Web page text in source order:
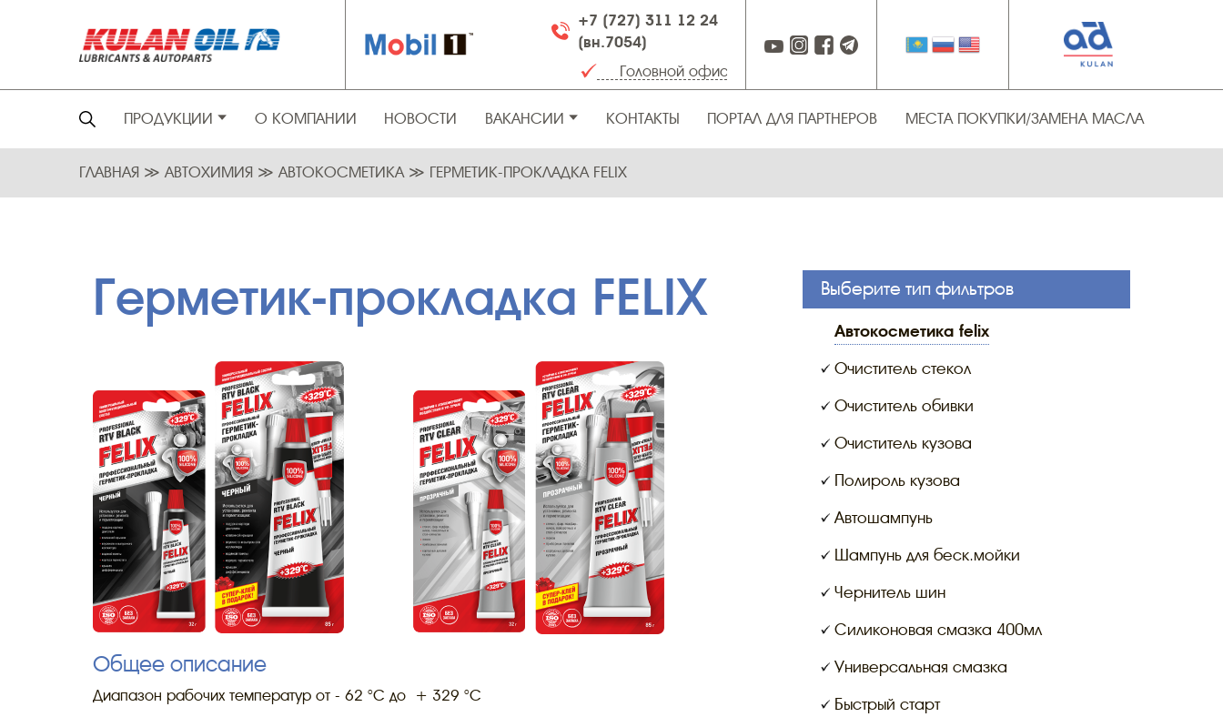
+7 (727) 311 12 24
(вн.7054)
ПРОДУКЦИИ О КОМПАНИИ НОВОСТИ ВАКАНСИИ КОНТАКТЫ ПОРТАЛ ДЛЯ ПАРТНЕРОВ МЕСТА ПОКУПКИ/ЗАМЕНА МАСЛА
ГЛАВНАЯ ≫ АВТОХИМИЯ ≫ АВТОКОСМЕТИКА ≫ ГЕРМЕТИК-ПРОКЛАДКА FELIX
Герметик-прокладка FELIX
Общее описание
Диапазон рабочих температур от - 62 °C до + 329 °C
Выберите тип фильтров
автокосметика felix
Очиститель стекол
Очиститель обивки
Очиститель кузова
Полироль кузова
Автошампунь
Шампунь для беск.мойки
Чернитель шин
Силиконовая смазка 400мл
Универсальная смазка
Быстрый старт